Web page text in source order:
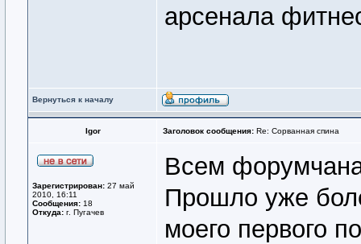
арсенала
Вернуться к началу
Igor Заголовок сообщения: Re: Сорванная спина
Зарегистрирован: 27 май
2010, 16:11
Сообщения: 18
Откуда: г. Пугачев
Всем
Прошло уже
моего первого